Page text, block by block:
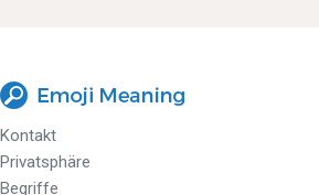
Kontakt
Privatsphäre
Begriffe